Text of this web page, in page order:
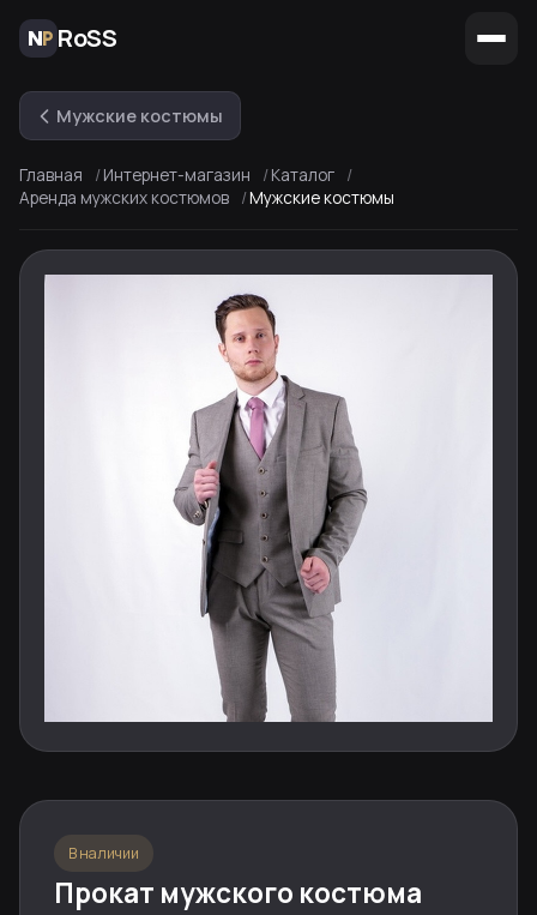
RoSS
Мужские костюмы
Главная Интернет-магазин
Каталог
Аренда мужских костюмов
Мужские костюмы
В наличии
Прокат мужского костюма